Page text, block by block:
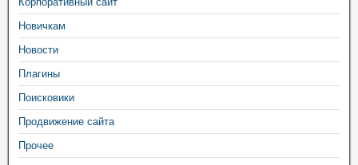
Новичкам
Новости
Плагины
Поисковики
Продвижение сайта
Прочее